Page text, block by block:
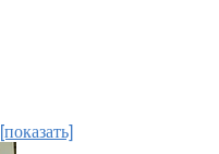
[показать]